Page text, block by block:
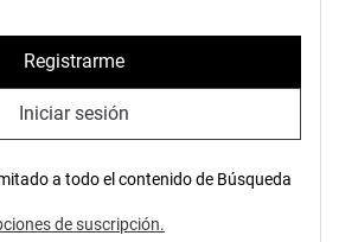
Registrarme
Iniciar sesión
a todo el contenido de Búsqueda
de suscripción.